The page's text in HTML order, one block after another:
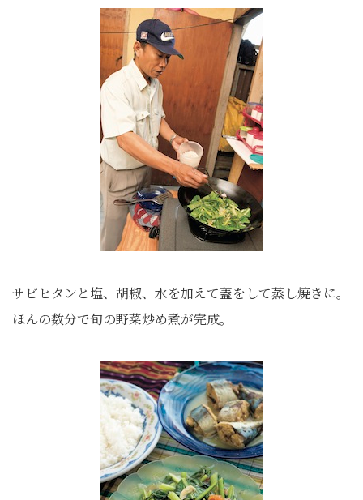
サビヒタンと塩、胡椒、水を加えて蓋をして蒸し焼きに。
ほんの数分で旬の野菜炒め煮が完成。